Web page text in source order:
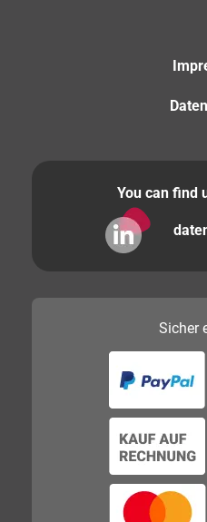
You can find
Sicher